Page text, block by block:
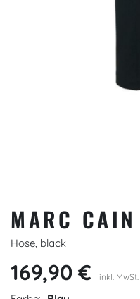
MARC
Hose, black
169,90 € inkl. MwSt.